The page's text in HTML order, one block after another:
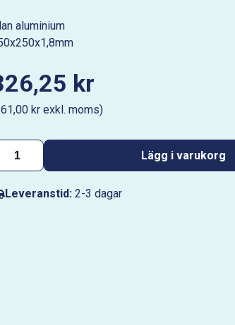
aluminium
kr
kr exkl. moms)
Lägg i varukorg
Leveranstid: 2-3 dagar